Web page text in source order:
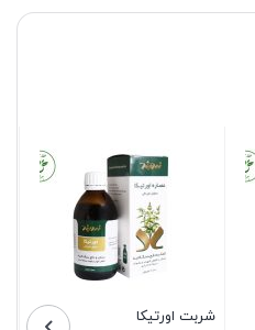
شربت اورتیکا